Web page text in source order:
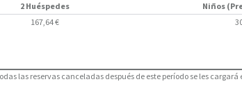
2 Huéspedes Niños
167,64 €
las reservas canceladas después de este período se les